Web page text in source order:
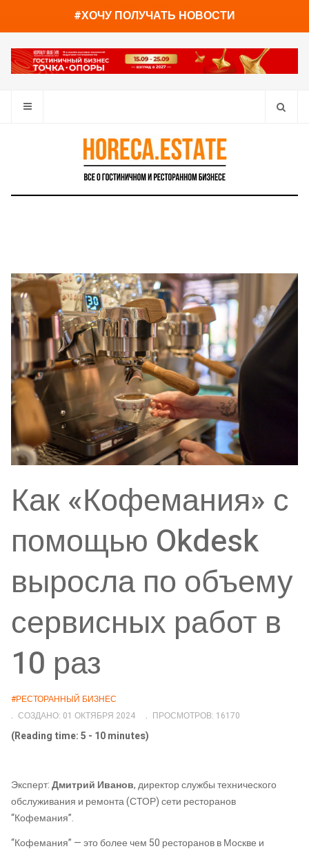
#ХОЧУ ПОЛУЧАТЬ НОВОСТИ
Как «Кофемания» с
помощью Okdesk
выросла по объему
сервисных работ в
10 раз
#РЕСТОРАННЫЙ БИЗНЕС
СОЗДАНО: 01 ОКТЯБРЯ 2024
ПРОСМОТРОВ: 16170
(Reading time: 5 - 10 minutes)
Эксперт:Дмитрий Иванов, директор службы технического
обслуживания и ремонта (СТОР) сети ресторанов
“Кофемания”.
“Кофемания” — это более чем 50 ресторанов в Москве и